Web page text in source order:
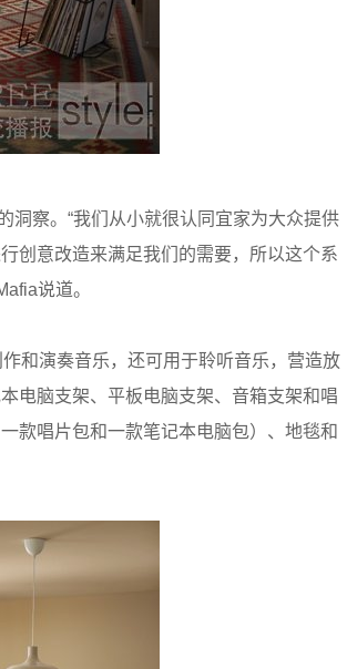
洞察。“我们从小就很认同宜家为大众提供
创意改造来满足我们的需要，所以这个系
说道。
和演奏音乐，还可用于聆听音乐，营造放
电脑支架、平板电脑支架、音箱支架和唱
款唱片包和一款笔记本电脑包）、地毯和